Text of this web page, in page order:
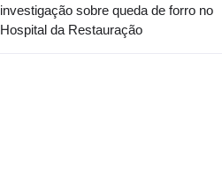
investigação sobre queda de forro no
Hospital da Restauração